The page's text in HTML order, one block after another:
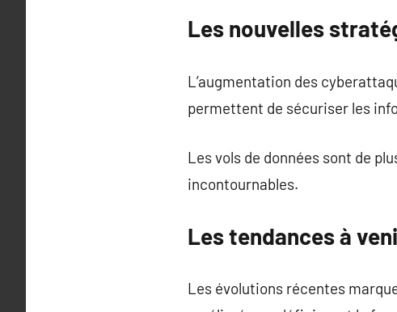
Les nouvelles
L’augmentation des
permettent de sécuriser les
Les vols de données sont de
incontournables.
Les tendances à
Les évolutions récentes